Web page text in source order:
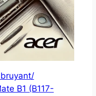
B1 (B117-